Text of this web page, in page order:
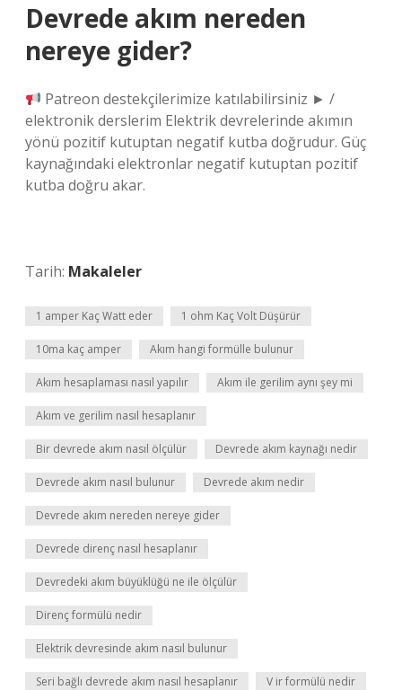
Devrede akım nereden
nereye gider?
Patreon destekçilerimize katılabilirsiniz ► /
elektronik derslerim Elektrik devrelerinde akımın
yönü pozitif kutuptan negatif kutba doğrudur. Güç
kaynağındaki elektronlar negatif kutuptan pozitif
kutba doğru akar.
Tarih: Makaleler
1 amper Kaç Watt eder 1 ohm Kaç Volt Düşürür
10ma kaç amper Akım hangi formülle bulunur
Akım hesaplaması nasıl yapılır Akım ile gerilim aynı şey mi
Akım ve gerilim nasıl hesaplanır
Bir devrede akım nasıl ölçülür Devrede akım kaynağı nedir
Devrede akım nasıl bulunur Devrede akım nedir
Devrede akım nereden nereye gider
Devrede direnç nasıl hesaplanır
Devredeki akım büyüklüğü ne ile ölçülür
Direnç formülü nedir
Elektrik devresinde akım nasıl bulunur
Seri bağlı devrede akım nasıl hesaplanır V ir formülü nedir